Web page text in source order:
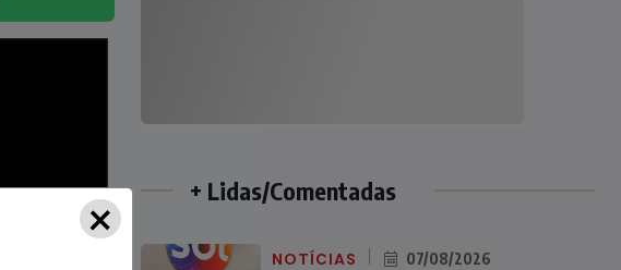
+ Lidas/Comentadas
NOTÍCIAS 07/08/2026
×